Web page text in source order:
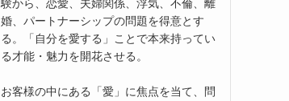
験から、恋愛、夫婦関係、浮気、不倫、離
婚、パートナーシップの問題を得意とす
る。「自分を愛する」ことで本来持ってい
る才能・魅力を開花させる。
お客様の中にある「愛」に焦点を当て、問